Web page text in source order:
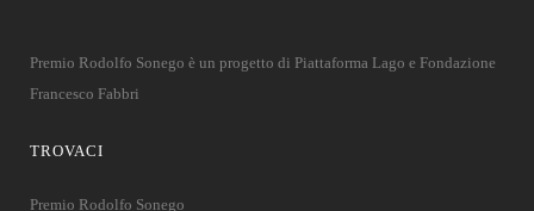
Premio Rodolfo Sonego è un progetto di Piattaforma Lago e Fondazione
Francesco Fabbri
TROVACI
Premio Rodolfo Sonego